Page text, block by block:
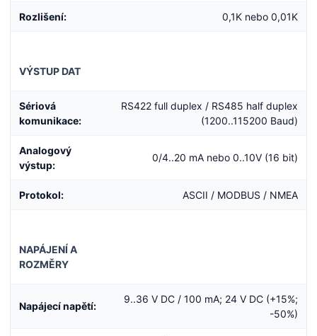
Rozlišení: 0,1K nebo 0,01K
VÝSTUP DAT
Sériová
komunikace:
RS422 full duplex / RS485 half duplex
(1200..115200 Baud)
Analogový
výstup:
0/4..20 mA nebo 0..10V (16 bit)
Protokol: ASCII / MODBUS / NMEA
NAPÁJENÍ A
ROZMĚRY
Napájecí napětí:
9..36 V DC / 100 mA; 24 V DC (+15%;
-50%)